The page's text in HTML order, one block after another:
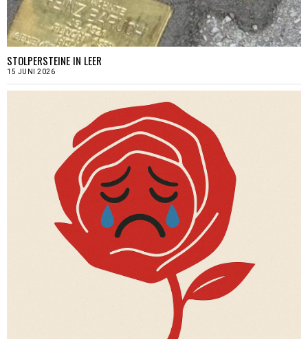
STOLPERSTEINE IN LEER
15 JUNI 2026